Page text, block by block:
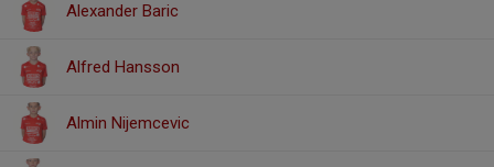
Alexander Baric
Alfred Hansson
Almin Nijemcevic